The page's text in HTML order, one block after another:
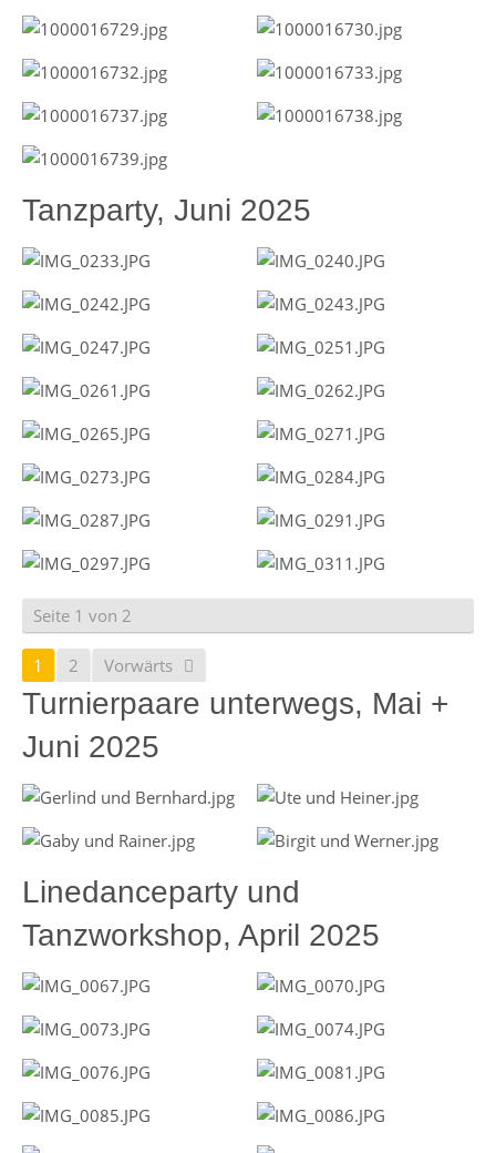
Tanzparty, Juni 2025
Seite 1 von 2
1 2 Vorwärts
Turnierpaare unterwegs, Mai +
Juni 2025
Linedanceparty und
Tanzworkshop, April 2025